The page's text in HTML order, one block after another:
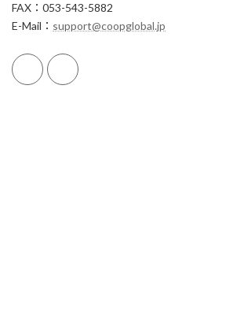
FAX：053-543-5882
E-Mail： support@coopglobal.jp